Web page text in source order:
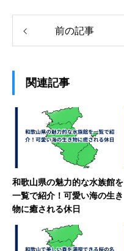
前の記事
関連記事
和歌山県の魅力的な水族館を
一覧で紹介！可愛い海の生き
物に癒される休日